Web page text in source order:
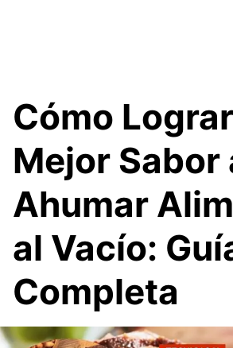
Cómo
Mejor Sabor
Ahumar
al Vacío:
Completa